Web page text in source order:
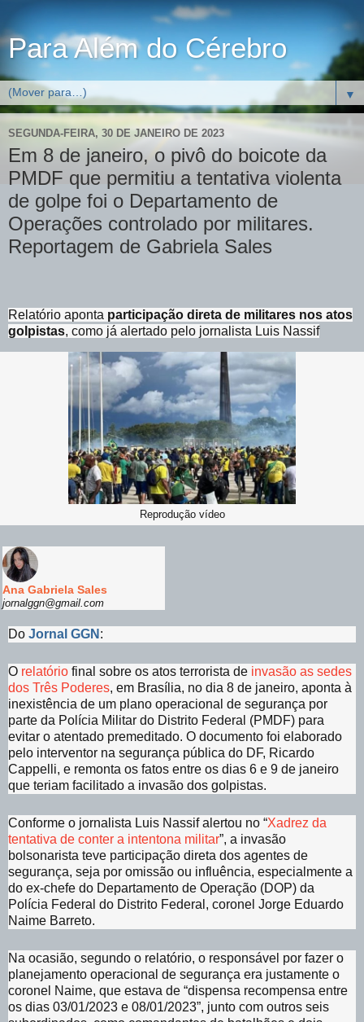
Para Além do Cérebro
▼
SEGUNDA-FEIRA, 30 DE JANEIRO DE 2023
Em 8 de janeiro, o pivô do boicote da
PMDF que permitiu a tentativa violenta
de golpe foi o Departamento de
Operações controlado por militares.
Reportagem de Gabriela Sales
Relatório aponta participação direta de militares nos atos
golpistas, como já alertado pelo jornalista Luis Nassif
Reprodução vídeo
Ana Gabriela Sales
jornalggn@gmail.com
Do Jornal GGN :
O relatório final sobre os atos terrorista de invasão as sedes
dos Três Poderes, em Brasília, no dia 8 de janeiro, aponta à
inexistência de um plano operacional de segurança por
parte da Polícia Militar do Distrito Federal (PMDF) para
evitar o atentado premeditado. O documento foi elaborado
pelo interventor na segurança pública do DF, Ricardo
Cappelli, e remonta os fatos entre os dias 6 e 9 de janeiro
que teriam facilitado a invasão dos golpistas.
Conforme o jornalista Luis Nassif alertou no “Xadrez da
tentativa de conter a intentona militar”, a invasão
bolsonarista teve participação direta dos agentes de
segurança, seja por omissão ou influência, especialmente a
do ex-chefe do Departamento de Operação (DOP) da
Polícia Federal do Distrito Federal, coronel Jorge Eduardo
Naime Barreto.
Na ocasião, segundo o relatório, o responsável por fazer o
planejamento operacional de segurança era justamente o
coronel Naime, que estava de “dispensa recompensa entre
os dias 03/01/2023 e 08/01/2023”, junto com outros seis